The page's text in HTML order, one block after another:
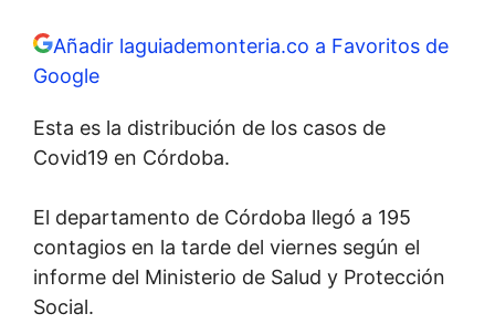
Añadir laguiademonteria.co a Favoritos de
Google
Esta es la distribución de los casos de
Covid19 en Córdoba.
El departamento de Córdoba llegó a 195
contagios en la tarde del viernes según el
informe del Ministerio de Salud y Protección
Social.